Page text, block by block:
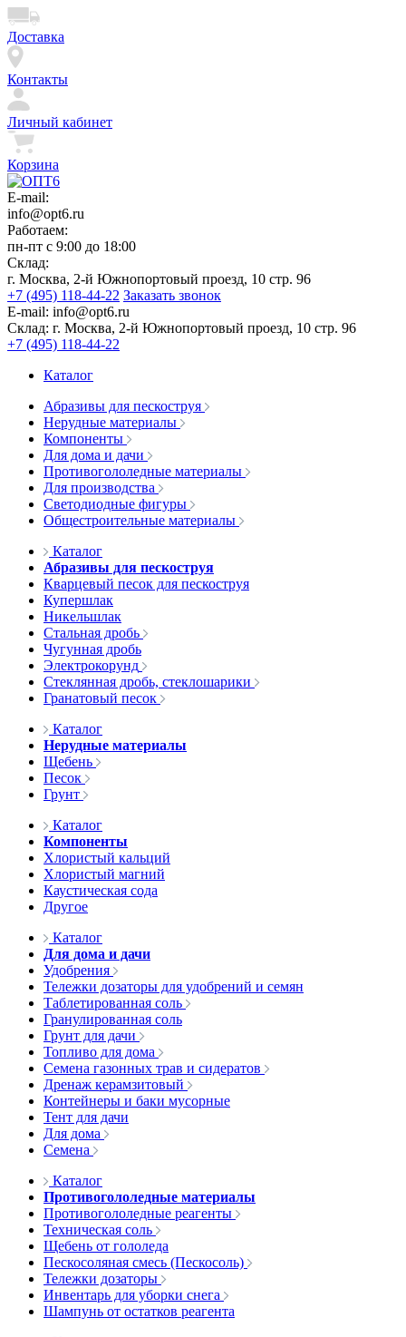
Доставка
Контакты
Личный кабинет
Корзина
E-mail:
info@opt6.ru
Работаем:
пн-пт с 9:00 до 18:00
Склад:
г. Москва, 2-й Южнопортовый проезд, 10 стр. 96
+7 (495) 118-44-22 Заказать звонок
E-mail: info@opt6.ru
Склад: г. Москва, 2-й Южнопортовый проезд, 10 стр. 96
+7 (495) 118-44-22
Каталог
Абразивы для пескоструя
Нерудные материалы
Компоненты
Для дома и дачи
Противогололедные материалы
Для производства
Светодиодные фигуры
Общестроительные материалы
Каталог
Абразивы для пескоструя
Кварцевый песок для пескоструя
Купершлак
Никельшлак
Стальная дробь
Чугунная дробь
Электрокорунд
Стеклянная дробь, стеклошарики
Гранатовый песок
Каталог
Нерудные материалы
Щебень
Песок
Грунт
Каталог
Компоненты
Хлористый кальций
Хлористый магний
Каустическая сода
Другое
Каталог
Для дома и дачи
Удобрения
Тележки дозаторы для удобрений и семян
Таблетированная соль
Гранулированная соль
Грунт для дачи
Топливо для дома
Семена газонных трав и сидератов
Дренаж керамзитовый
Контейнеры и баки мусорные
Тент для дачи
Для дома
Семена
Каталог
Противогололедные материалы
Противогололедные реагенты
Техническая соль
Щебень от гололеда
Пескосоляная смесь (Пескосоль)
Тележки дозаторы
Инвентарь для уборки снега
Шампунь от остатков реагента